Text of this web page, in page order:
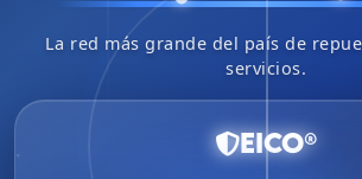
La red más grande del país de
servicios.
EICO®